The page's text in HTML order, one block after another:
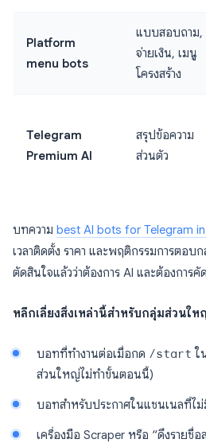
Platform
menu bots
แบบสอบถาม,
จ่ายเงิน, เมนู
โครงสร้าง
Telegram
Premium AI
สรุปข้อความ
ส่วนตัว
บทความ best AI bots for Telegram
เวลาติดตั้ง ราคา และพฤติกรรมการตอ
ตัดสินใจแล้วว่าต้องการ AI และต้องการคั
หลีกเลี่ยงสิ่งเหล่านี้สำหรับกลุ่มส่วนให
บอทที่ทำงานต่อเมื่อกด /start ใ
ส่วนใหญ่ไม่ทำขั้นตอนนี้)
บอทสำหรับประกาศในแชนเนลที่ไ
เครื่องมือ Scraper หรือ “ดึงรายชื่อ